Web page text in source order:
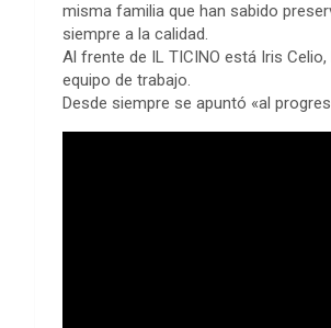
misma familia que han sabido
siempre a la calidad.
Al frente de IL TICINO está Iris
equipo de trabajo.
Desde siempre se apuntó «al